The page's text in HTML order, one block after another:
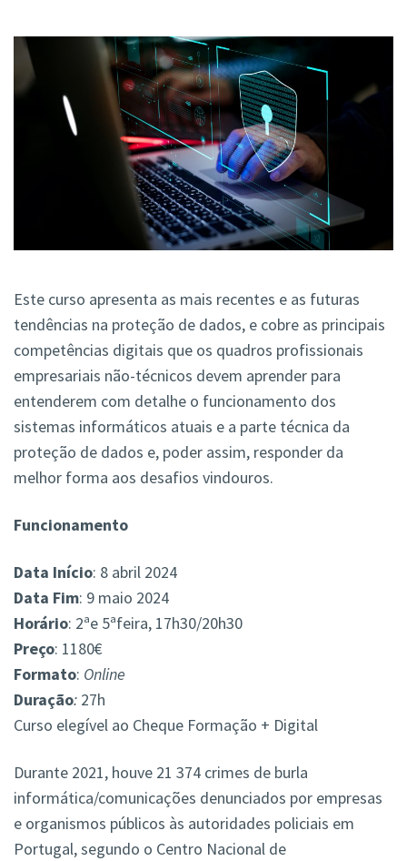
Este curso apresenta as mais recentes e as futuras
tendências na proteção de dados, e cobre as principais
competências digitais que os quadros profissionais
empresariais não-técnicos devem aprender para
entenderem com detalhe o funcionamento dos
sistemas informáticos atuais e a parte técnica da
proteção de dados e, poder assim, responder da
melhor forma aos desafios vindouros.
Funcionamento
Data Início: 8 abril 2024
Data Fim: 9 maio 2024
Horário: 2ªe 5ªfeira, 17h30/20h30
Preço: 1180€
Formato: Online
Duração: 27h
Curso elegível ao Cheque Formação + Digital
Durante 2021, houve 21 374 crimes de burla
informática/comunicações denunciados por empresas
e organismos públicos às autoridades policiais em
Portugal, segundo o Centro Nacional de